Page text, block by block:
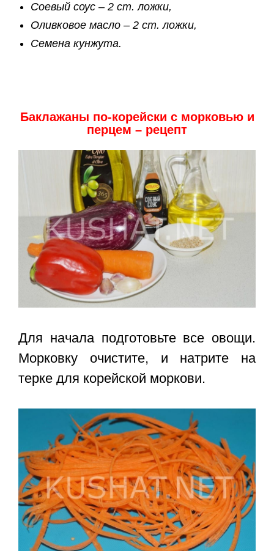
Соевый соус – 2 ст. ложки,
Оливковое масло – 2 ст. ложки,
Семена кунжута.
Баклажаны по-корейски с морковью и
перцем – рецепт
Для начала подготовьте все овощи.
Морковку очистите, и натрите на
терке для корейской моркови.